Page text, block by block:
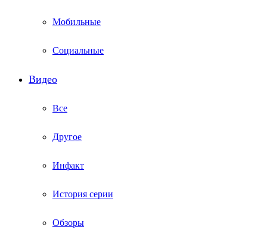
Мобильные
Социальные
Видео
Все
Другое
Инфакт
История серии
Обзоры